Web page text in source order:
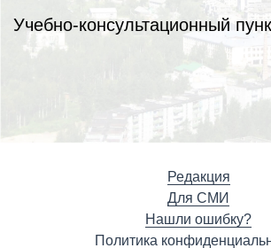
Учебно-консультационный
Редакция
Для СМИ
Нашли ошибку?
Политика